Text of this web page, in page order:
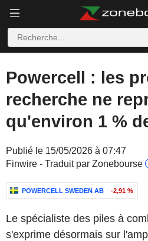
Powercell : les
recherche ne
qu'environ 1 %
Publié le 15/05/2026 à 07:47
Finwire - Traduit par Zonebourse
POWERCELL SWEDEN AB -2,91 %
Le spécialiste des piles à
s'exprime désormais sur